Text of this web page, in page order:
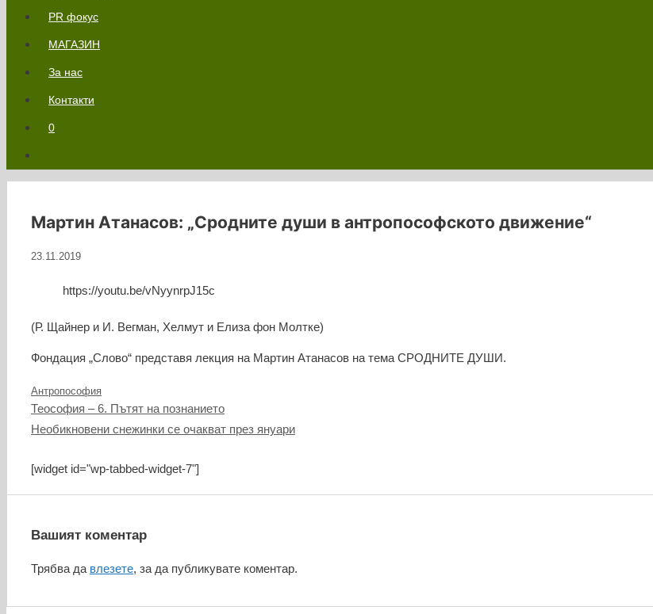
PR фокус
МАГАЗИН
За нас
Контакти
0
Мартин Атанасов: „Сродните души в антропософското движение“
23.11.2019
https://youtu.be/vNyynrpJ15c
(Р. Щайнер и И. Вегман, Хелмут и Елиза фон Молтке)
Фондация „Слово“ представя лекция на Мартин Атанасов на тема СРОДНИТЕ ДУШИ.
Категории
Антропософия
Теософия – 6. Пътят на познанието
Необикновени снежинки се очакват през януари
[widget id="wp-tabbed-widget-7"]
Вашият коментар
Трябва да влезете, за да публикувате коментар.